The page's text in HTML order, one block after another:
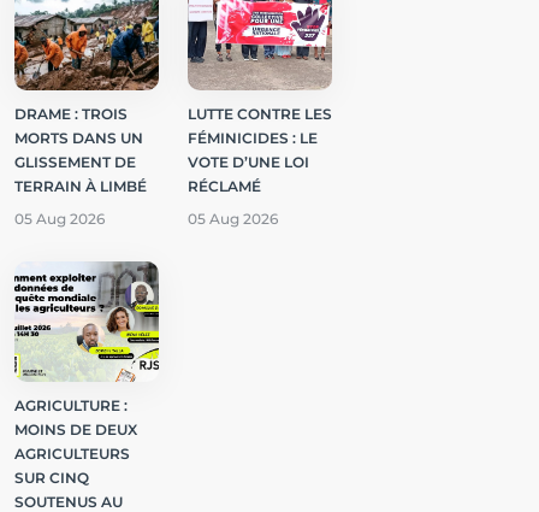
DRAME : TROIS
MORTS DANS UN
GLISSEMENT DE
TERRAIN À LIMBÉ
05 Aug 2026
LUTTE CONTRE LES
FÉMINICIDES : LE
VOTE D’UNE LOI
RÉCLAMÉ
05 Aug 2026
AGRICULTURE :
MOINS DE DEUX
AGRICULTEURS
SUR CINQ
SOUTENUS AU